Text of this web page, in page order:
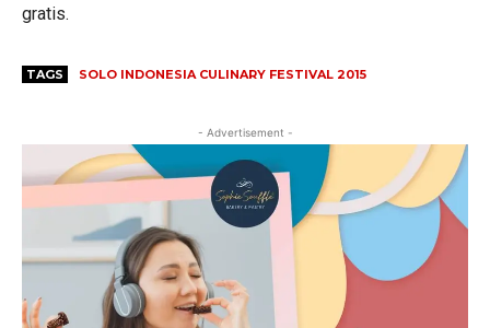
gratis.
TAGS SOLO INDONESIA CULINARY FESTIVAL 2015
- Advertisement -